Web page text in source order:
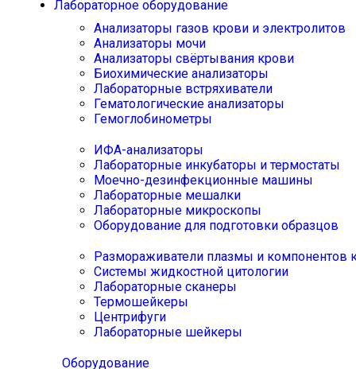
Лабораторное оборудование
Анализаторы газов крови и электролитов
Анализаторы мочи
Анализаторы свёртывания крови
Биохимические анализаторы
Лабораторные встряхиватели
Гематологические анализаторы
Гемоглобинометры
ИФА-анализаторы
Лабораторные инкубаторы и термостаты
Моечно-дезинфекционные машины
Лабораторные мешалки
Лабораторные микроскопы
Оборудование для подготовки образцов
Размораживатели плазмы и компонентов
Системы жидкостной цитологии
Лабораторные сканеры
Термошейкеры
Центрифуги
Лабораторные шейкеры
Оборудование